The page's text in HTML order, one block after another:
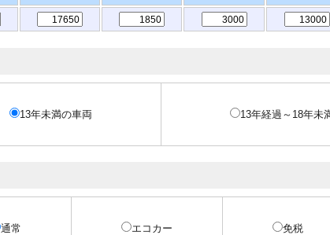
13年未満の車両 13年経過～18年未
通常 エコカー 免税